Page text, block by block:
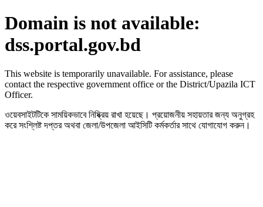
Domain is not available:
dss.portal.gov.bd
This website is temporarily unavailable. For assistance, please
contact the respective government office or the District/Upazila ICT
Officer.
ওয়েবসাইটটিকে সাময়িকভাবে নিষ্ক্রিয় রাখা হয়েছে। প্রয়োজনীয় সহায়তার জন্য অনুগ্রহ
করে সংশ্লিষ্ট দপ্তর অথবা জেলা/উপজেলা আইসিটি কর্মকর্তার সাথে যোগাযোগ করুন।